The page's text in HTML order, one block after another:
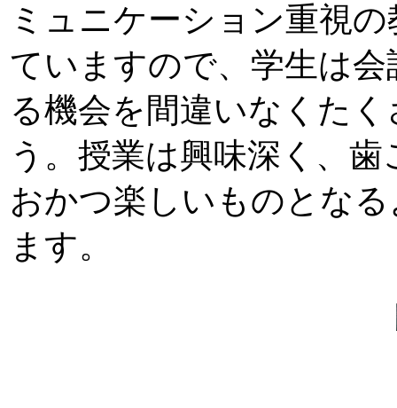
ミュニケーション重視
ていますので、学生は
る機会を間違いなくた
う。授業は興味深く、
おかつ楽しいものとな
ます。